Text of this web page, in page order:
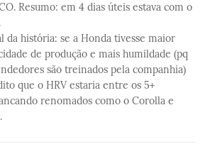
Resumo: em 4 dias úteis estava com o
da história: se a Honda tivesse maior
de produção e mais humildade (pq
são treinados pela companhia)
que o HRV estaria entre os 5+
renomados como o Corolla e